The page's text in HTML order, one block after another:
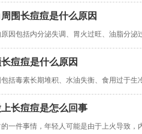
围长痘痘是什么原因
因包括内分泌失调、胃火过旺、油脂分泌
痘痘是什么原因
括毒素长期堆积、水油失衡、食用过于生
长痘痘是怎么回事
一件事情，年轻人可能是由于上火导致